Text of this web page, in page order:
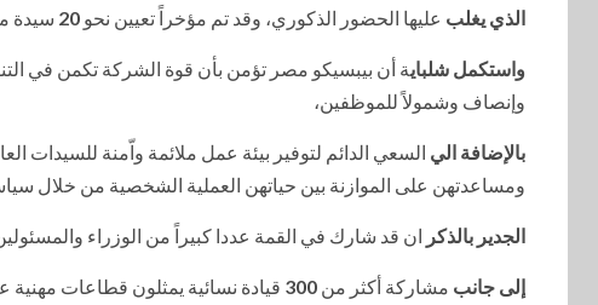
الذي يغلب عليها الحضور الذكوري، وقد تم مؤخراً تعيين نحو 20 سيدة
واستكمل شلباية أن بيبسيكو مصر تؤمن بأن قوة الشركة تكمن في
وإنصاف وشمولاً للموظفين،
بالإضافة الي السعي الدائم لتوفير بيئة عمل ملائمة واّمنة للسيدات
ومساعدتهن على الموازنة بين حياتهن العملية الشخصية من خلال
الجدير بالذكر ان قد شارك في القمة عددا كبيراً من الوزراء
إلى جانب مشاركة أكثر من 300 قيادة نسائية يمثلون قطاعات مهنية